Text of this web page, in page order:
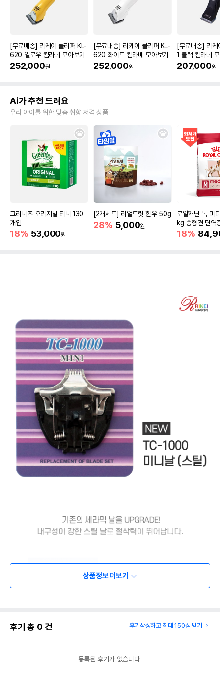
[무료배송] 리케이 클리퍼 KL-
620 옐로우 킴라베 모아보기
252,000원
[무료배송] 리케이 클리퍼 KL-
620 화이트 킴라베 모아보기
252,000원
[무료배송] 리
1 블랙 킴라베
207,000원
Ai가 추천 드려요
우리 아이를 위한 맞춤 취향 저격 상품
그리니즈 오리지널 티니 130
개입
18% 53,000원
[2개세트] 리얼트릿 한우 50g
28% 5,000원
로얄캐닌 독 미
kg 중형견 면역
18%
상품정보 더보기
후기 총 0 건 후기작성하고 최대 150점 받기
등록된 후기가 없습니다.